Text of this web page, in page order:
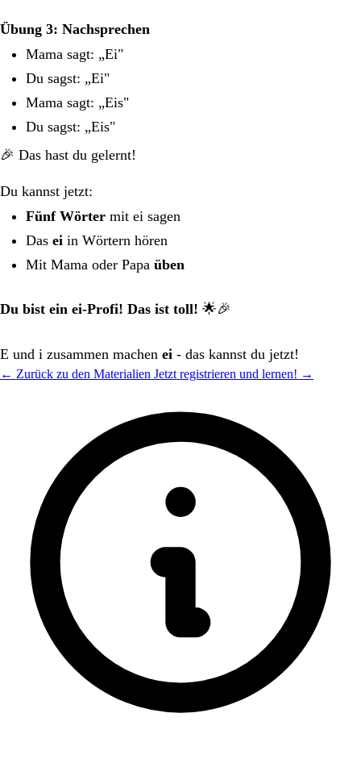
Übung 3: Nachsprechen
Mama sagt: „Ei"
Du sagst: „Ei"
Mama sagt: „Eis"
Du sagst: „Eis"
🎉 Das hast du gelernt!
Du kannst jetzt:
Fünf Wörter mit ei sagen
Das ei in Wörtern hören
Mit Mama oder Papa üben
Du bist ein ei-Profi! Das ist toll! 🌟🎉
E und i zusammen machen ei - das kannst du jetzt!
← Zurück zu den Materialien Jetzt registrieren und lernen! →